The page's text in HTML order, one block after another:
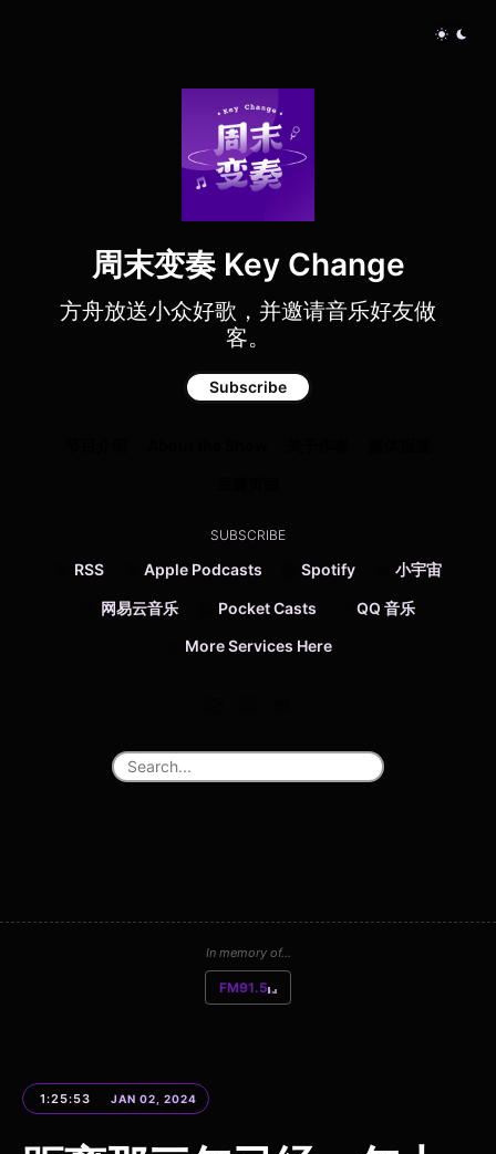
周末变奏 Key Change
方舟放送小众好歌，并邀请音乐好友做
客。
Subscribe
SUBSCRIBE
RSS Apple Podcasts Spotify 小宇宙
网易云音乐 Pocket Casts QQ 音乐
More Services Here
In memory of...
FM91.5
1:25:53 JAN 02, 2024